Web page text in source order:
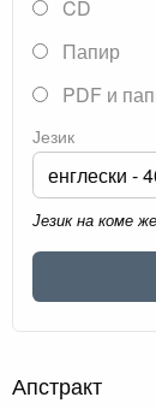
CD
Папир
PDF и
Језик
Језик на коме
Апстракт